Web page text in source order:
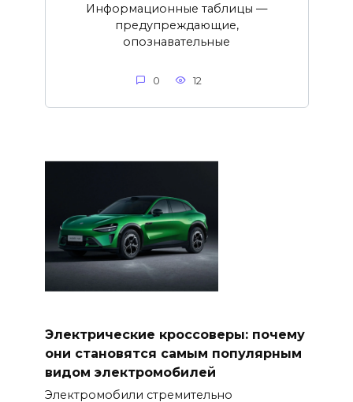
Информационные таблицы —
предупреждающие,
опознавательные
0 12
Электрические кроссоверы: почему
они становятся самым популярным
видом электромобилей
Электромобили стремительно